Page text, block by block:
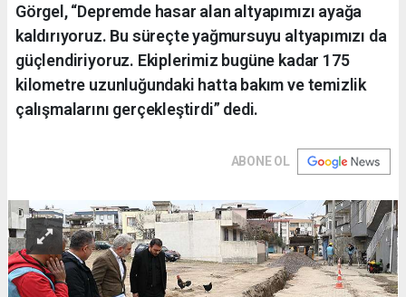
Görgel, “Depremde hasar alan altyapımızı ayağa
kaldırıyoruz. Bu süreçte yağmursuyu altyapımızı da
güçlendiriyoruz. Ekiplerimiz bugüne kadar 175
kilometre uzunluğundaki hatta bakım ve temizlik
çalışmalarını gerçekleştirdi” dedi.
ABONE OL